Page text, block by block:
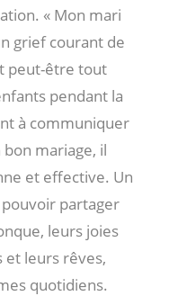
« Mon mari
grief courant de
peut-être tout
pendant la
à communiquer
mariage, il
et effective. Un
partager
leurs joies
et leurs rêves,
quotidiens.